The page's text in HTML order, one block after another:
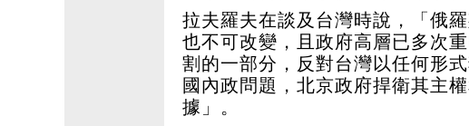
拉夫羅夫在談及台灣時說，「俄
也不可改變，且政府高層已多次
割的一部分，反對台灣以任何形
國內政問題，北京政府捍衛其主
據」。